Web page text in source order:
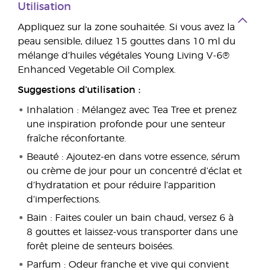
Utilisation
Appliquez sur la zone souhaitée. Si vous avez la
peau sensible, diluez 15 gouttes dans 10 ml du
mélange d’huiles végétales Young Living V-6®
Enhanced Vegetable Oil Complex.
Suggestions d’utilisation :
Inhalation : Mélangez avec Tea Tree et prenez
une inspiration profonde pour une senteur
fraîche réconfortante.
Beauté : Ajoutez-en dans votre essence, sérum
ou crème de jour pour un concentré d’éclat et
d’hydratation et pour réduire l’apparition
d’imperfections.
Bain : Faites couler un bain chaud, versez 6 à
8 gouttes et laissez-vous transporter dans une
forêt pleine de senteurs boisées.
Parfum : Odeur franche et vive qui convient